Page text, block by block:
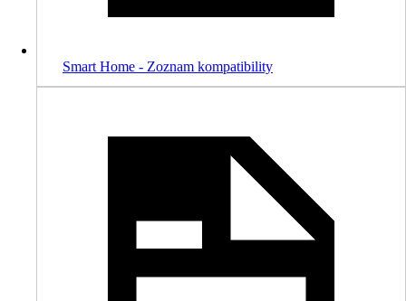
Smart Home - Zoznam kompatibility